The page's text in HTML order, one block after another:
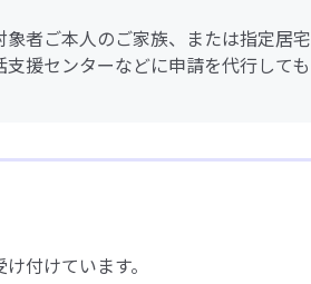
者ご本人のご家族、または指定居
援センターなどに申請を代行して
付けています。